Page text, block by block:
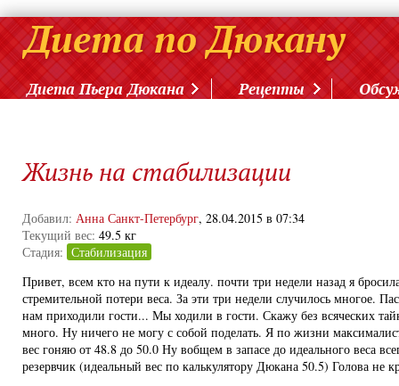
Диета Пьера Дюкана Рецепты
Жизнь на стабилизации
Добавил: Анна Санкт-Петербург, 28.04.2015 в 07:34
Текущий вес: 49.5 кг
Стадия: Стабилизация
Привет, всем кто на пути к идеалу. почти три недели назад я
стремительной потери веса. За эти три недели случилось многое.
нам приходили гости... Мы ходили в гости. Скажу без всяческих
много. Ну ничего не могу с собой поделать. Я по жизни
вес гоняю от 48.8 до 50.0 Ну вобщем в запасе до идеального веса
резервчик (идеальный вес по калькулятору Дюкана 50.5) Голова не